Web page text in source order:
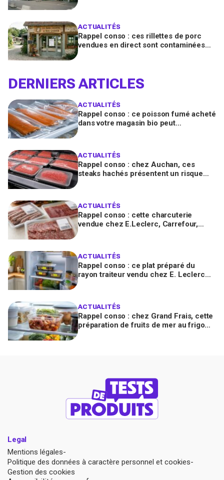
ACTUALITÉS
Rappel conso : ces rillettes de porc
vendues en direct sont contaminées
DERNIERS ARTICLES
ACTUALITÉS
Rappel conso : ce poisson fumé acheté
dans votre magasin bio peut
ACTUALITÉS
Rappel conso : chez Auchan, ces
steaks hachés présentent un risque
ACTUALITÉS
Rappel conso : cette charcuterie
vendue chez E.Leclerc, Carrefour,
ACTUALITÉS
Rappel conso : ce plat préparé du
rayon traiteur vendu chez E. Leclerc
ACTUALITÉS
Rappel conso : chez Grand Frais, cette
préparation de fruits de mer au frigo
Legal
Mentions légales
Politique des données à caractère personnel et cookies
Gestion des cookies